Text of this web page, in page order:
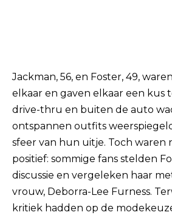
Jackman, 56, en Foster, 49,
elkaar en gaven elkaar een kus
drive-thru en buiten de auto
ontspannen outfits
sfeer van hun uitje. Toch waren
positief: sommige fans stelden
discussie en vergeleken haar
vrouw, Deborra-Lee Furness.
kritiek hadden op de